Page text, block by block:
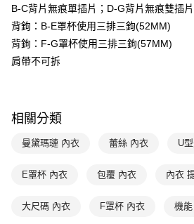
結帳頁面，進行簡訊認證並確認金額後，即可完
３．收到繳費通知簡訊後14天內，點擊此簡訊
ATM／網路銀行／等多元方式進行付款，方視為
※ 請注意：結帳手續完成當下不需立刻繳費，
購買商品的店家。未經商家同意取消之訂單仍
客戶支援中心」
【注意事項】
易，需依本服務之必要範圍內提供個人資料，
權轉讓予恩沛科技股份有限公司。
https://aftee.tw/terms/#terms3
付款後全家取貨$888免運-以PackAge+配
每筆NT$90，滿NT$888(含以上)免運費
萊爾富取貨付款
每筆NT$90，滿NT$1,000(含以上)免運費
每筆NT$90，滿NT$1,000(含以上)免運費
7-11取貨付款
每筆NT$90，滿NT$1,000(含以上)免運費
B-C背片無痕單插片；D-G背片無痕雙插片
背鉤：B-E罩杯使用三排三鉤(52MM)
背鉤：F-G罩杯使用三排三鉤(57MM)
肩帶不可拆
相關分類
曼黛瑪璉 內衣 蕾絲 內衣 U
E罩杯 內衣 包覆 內衣 內衣
大尺碼 內衣 F罩杯 內衣 機